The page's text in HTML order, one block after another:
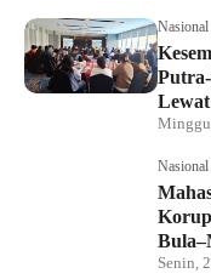
Nasional
Lewat
Nasional
Senin,